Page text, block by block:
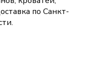
по Санкт-